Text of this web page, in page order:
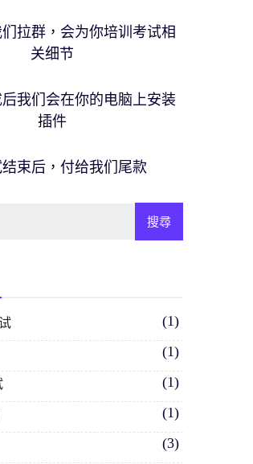
拉群，会为你培训考试相
关细节
我们会在你的电脑上安装
插件
束后，付给我们尾款
(1)
(1)
(1)
(1)
(3)